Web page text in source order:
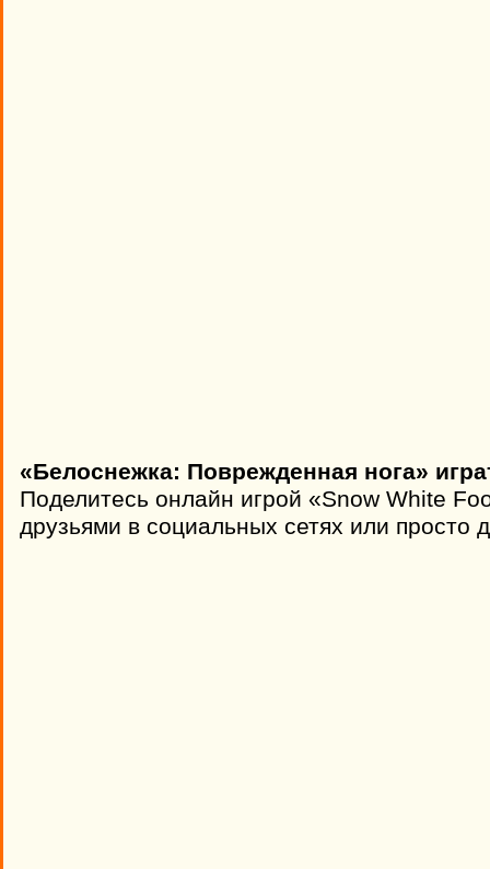
«Белоснежка: Поврежденная нога»
Поделитесь онлайн игрой «Snow White
друзьями в социальных сетях или просто